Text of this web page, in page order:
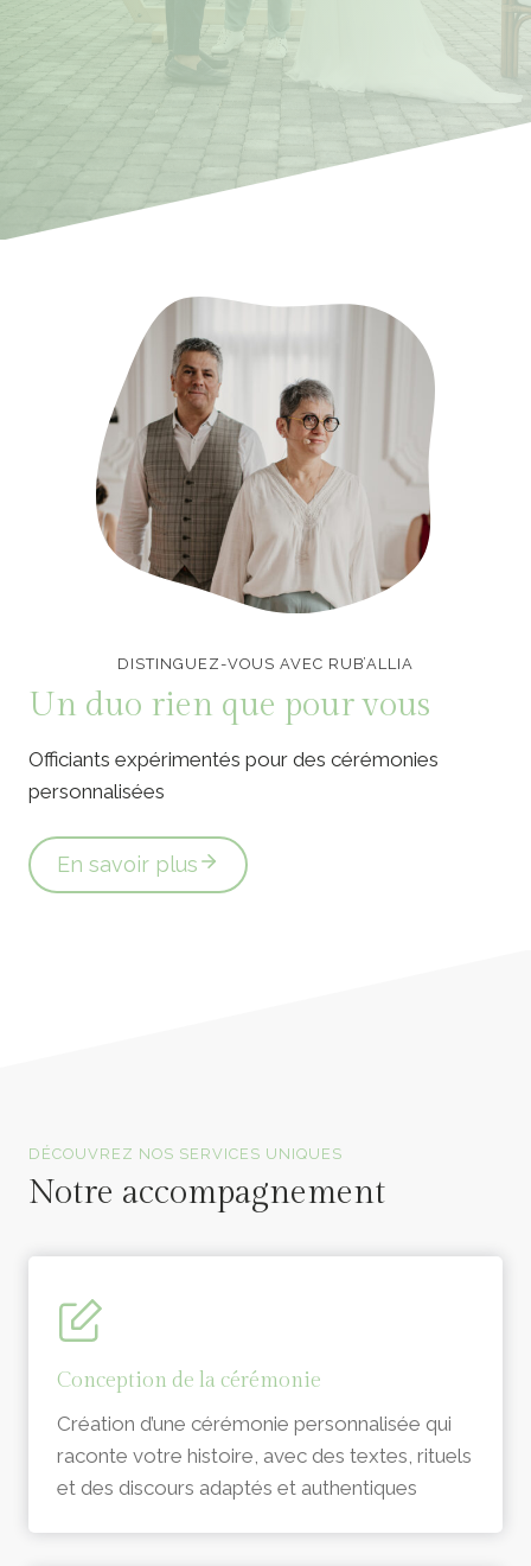
DISTINGUEZ-VOUS AVEC RUB’ALLIA
Un duo rien que pour vous
Officiants expérimentés pour des cérémonies
personnalisées
En savoir plus
DÉCOUVREZ NOS SERVICES UNIQUES
Notre accompagnement
Conception de la cérémonie
Création d’une cérémonie personnalisée qui
raconte votre histoire, avec des textes, rituels
et des discours adaptés et authentiques